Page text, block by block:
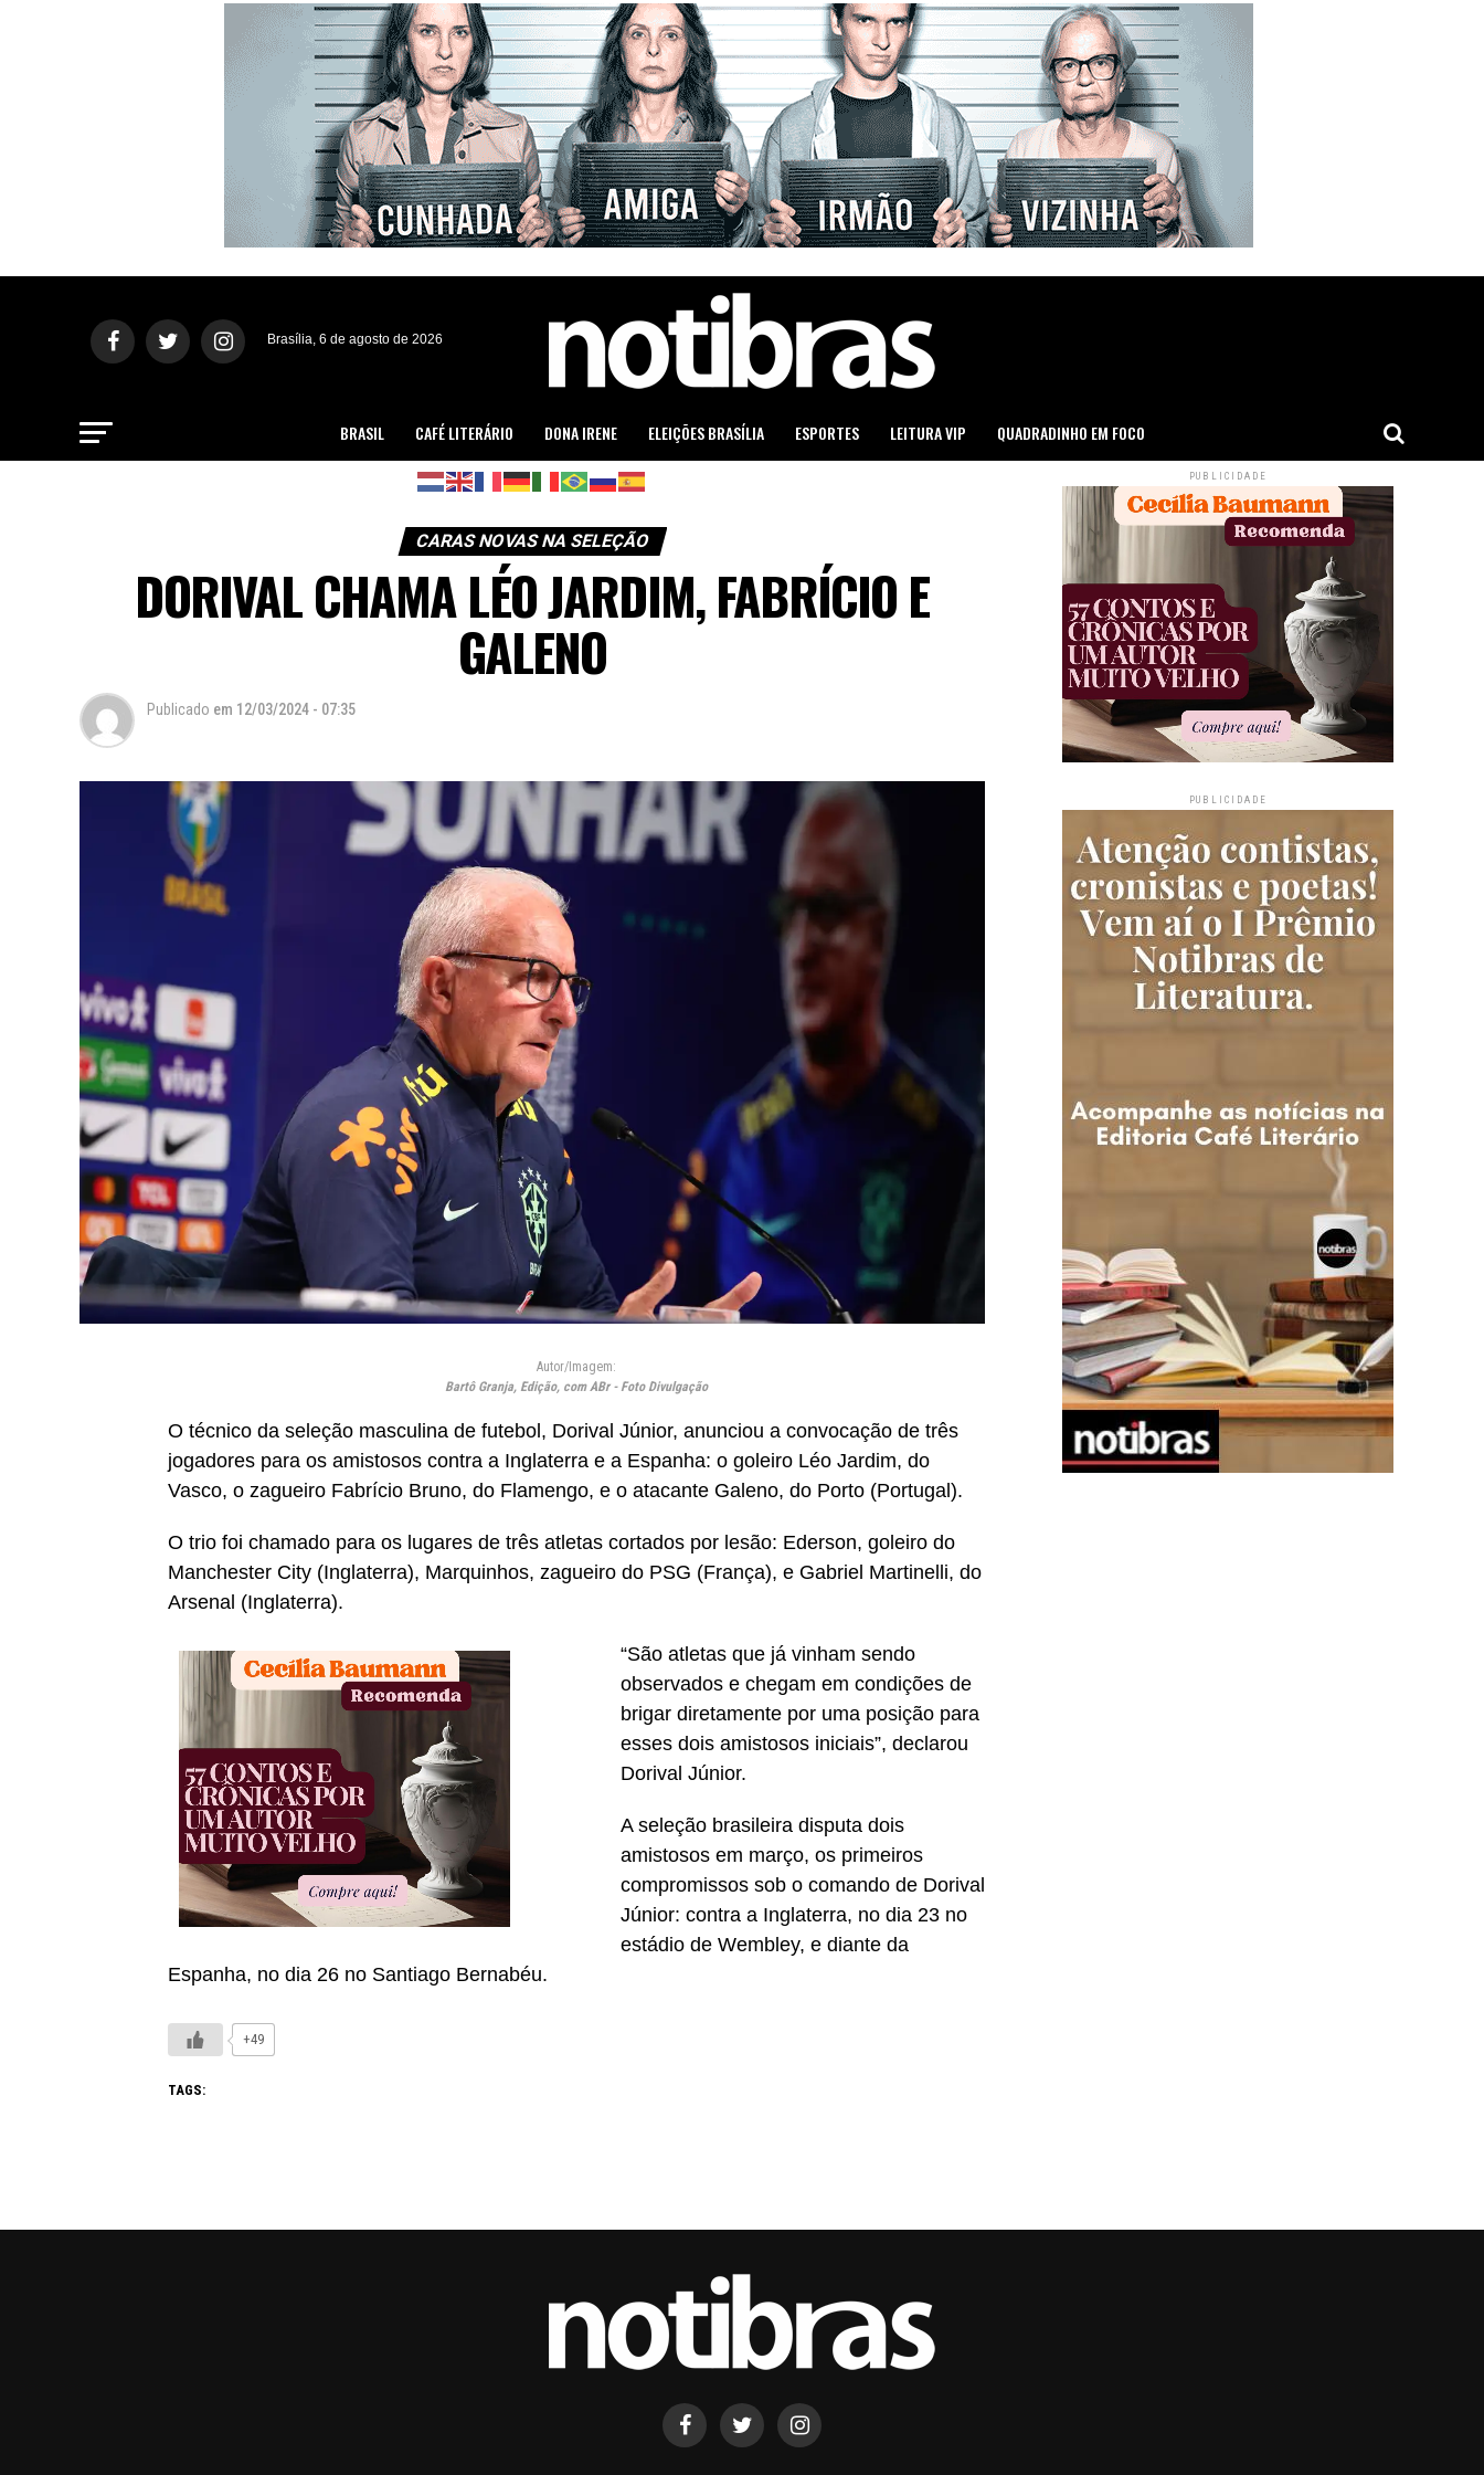
Brasília, 6 de agosto de 2026
BRASIL CAFÉ LITERÁRIO DONA IRENE ELEIÇÕES BRASÍLIA ESPORTES LEITURA VIP QUADRADINHO EM FOCO
CARAS NOVAS NA SELEÇÃO
DORIVAL CHAMA LÉO JARDIM, FABRÍCIO E
GALENO
Publicado em 12/03/2024 - 07:35
Autor/Imagem:
Bartô Granja, Edição, com ABr - Foto Divulgação
O técnico da seleção masculina de futebol, Dorival Júnior, anunciou a convocação de três
jogadores para os amistosos contra a Inglaterra e a Espanha: o goleiro Léo Jardim, do
Vasco, o zagueiro Fabrício Bruno, do Flamengo, e o atacante Galeno, do Porto (Portugal).
O trio foi chamado para os lugares de três atletas cortados por lesão: Ederson, goleiro do
Manchester City (Inglaterra), Marquinhos, zagueiro do PSG (França), e Gabriel Martinelli, do
Arsenal (Inglaterra).
“São atletas que já vinham sendo
observados e chegam em condições de
brigar diretamente por uma posição para
esses dois amistosos iniciais”, declarou
Dorival Júnior.
A seleção brasileira disputa dois
amistosos em março, os primeiros
compromissos sob o comando de Dorival
Júnior: contra a Inglaterra, no dia 23 no
estádio de Wembley, e diante da
Espanha, no dia 26 no Santiago Bernabéu.
+49
TAGS:
PUBLICIDADE
PUBLICIDADE